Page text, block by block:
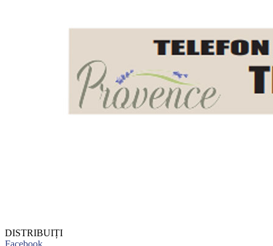
DISTRIBUIȚI